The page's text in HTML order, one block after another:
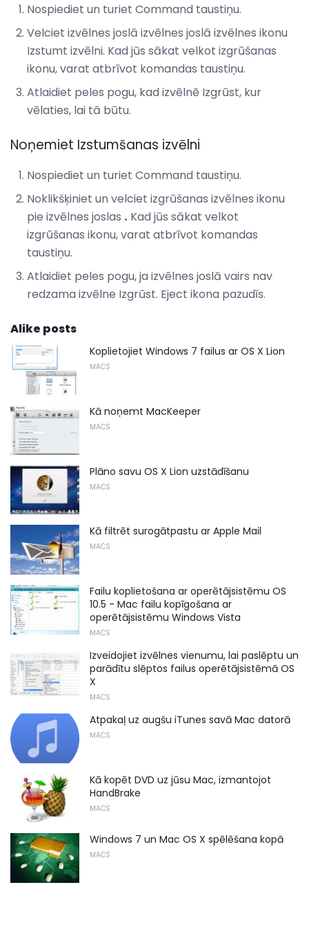
Nospiediet un turiet Command taustiņu.
Velciet izvēlnes joslā izvēlnes joslā izvēlnes ikonu
Izstumt izvēlni. Kad jūs sākat velkot izgrūšanas
ikonu, varat atbrīvot komandas taustiņu.
Atlaidiet peles pogu, kad izvēlnē Izgrūst, kur
vēlaties, lai tā būtu.
Noņemiet Izstumšanas izvēlni
Nospiediet un turiet Command taustiņu.
Noklikšķiniet un velciet izgrūšanas izvēlnes ikonu
pie izvēlnes joslas . Kad jūs sākat velkot
izgrūšanas ikonu, varat atbrīvot komandas
taustiņu.
Atlaidiet peles pogu, ja izvēlnes joslā vairs nav
redzama izvēlne Izgrūst. Eject ikona pazudīs.
Alike posts
Koplietojiet Windows 7 failus ar OS X Lion
MACS
Kā noņemt MacKeeper
MACS
Plāno savu OS X Lion uzstādīšanu
MACS
Kā filtrēt surogātpastu ar Apple Mail
MACS
Failu koplietošana ar operētājsistēmu OS
10.5 - Mac failu kopīgošana ar
operētājsistēmu Windows Vista
MACS
Izveidojiet izvēlnes vienumu, lai paslēptu un
parādītu slēptos failus operētājsistēmā OS
X
MACS
Atpakaļ uz augšu iTunes savā Mac datorā
MACS
Kā kopēt DVD uz jūsu Mac, izmantojot
HandBrake
MACS
Windows 7 un Mac OS X spēlēšana kopā
MACS